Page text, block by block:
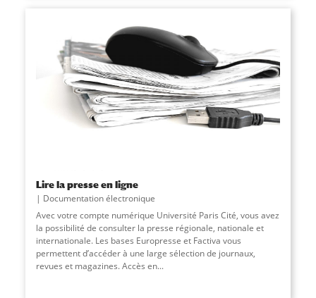
Lire la presse en ligne
Documentation électronique
Avec votre compte numérique Université Paris Cité, vous avez
la possibilité de consulter la presse régionale, nationale et
internationale. Les bases Europresse et Factiva vous
permettent d’accéder à une large sélection de journaux,
revues et magazines. Accès en...